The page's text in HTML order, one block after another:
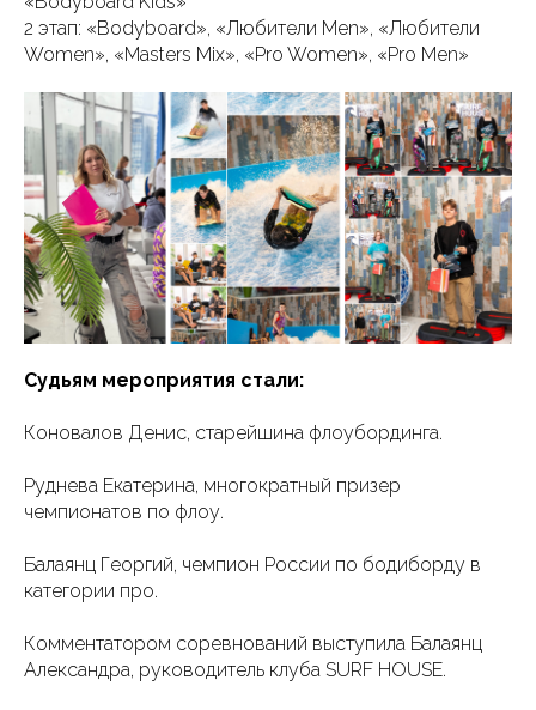
2 этап: «Bodyboard», «Любители Men», «Любители
Women», «Masters Mix», «Pro Women», «Pro Men»
Судьям мероприятия стали:
Коновалов Денис, старейшина флоубординга.
Руднева Екатерина, многократный призер
чемпионатов по флоу.
Балаянц Георгий, чемпион России по бодиборду в
категории про.
Комментатором соревнований выступила Балаянц
Александра, руководитель клуба SURF HOUSE.